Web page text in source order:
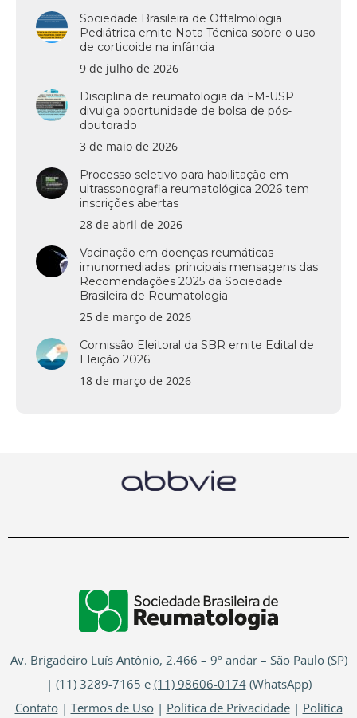
Sociedade Brasileira de Oftalmologia
Pediátrica emite Nota Técnica sobre o uso
de corticoide na infância
9 de julho de 2026
Disciplina de reumatologia da FM-USP
divulga oportunidade de bolsa de pós-
doutorado
3 de maio de 2026
Processo seletivo para habilitação em
ultrassonografia reumatológica 2026 tem
inscrições abertas
28 de abril de 2026
Vacinação em doenças reumáticas
imunomediadas: principais mensagens das
Recomendações 2025 da Sociedade
Brasileira de Reumatologia
25 de março de 2026
Comissão Eleitoral da SBR emite Edital de
Eleição 2026
18 de março de 2026
Av. Brigadeiro Luís Antônio, 2.466 – 9º andar – São Paulo (SP)
| (11) 3289-7165 e (11) 98606-0174(WhatsApp)
Contato| Termos de Uso| Política de Privacidade| Política